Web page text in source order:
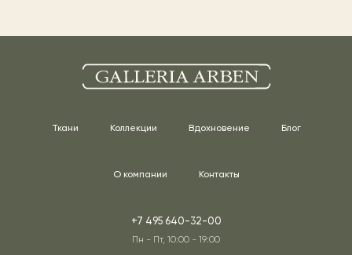
Ткани Коллекции Вдохновение Блог
О компании Контакты
+7 495 640-32-00
Пн - Пт, 10:00 - 19:00